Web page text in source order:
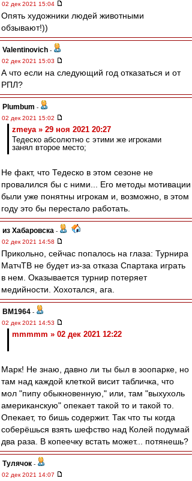
02 дек 2021 15:04
Опять художники людей животными
обзывают!))
Valentinovich -
02 дек 2021 15:03
А что если на следующий год отказаться и от
РПЛ?
Plumbum -
02 дек 2021 15:02
zmeya » 29 ноя 2021 20:27
Тедеско абсолютно с этими же игроками
занял второе место;
Не факт, что Тедеско в этом сезоне не
провалился бы с ними... Его методы мотивации
были уже понятны игрокам и, возможно, в этом
году это бы перестало работать.
из Хабаровска -
02 дек 2021 14:58
Прикольно, сейчас попалось на глаза: Турнира
МатчТВ не будет из-за отказа Спартака играть
в нем. Оказывается турнир потеряет
медийности. Хохотался, ага.
BM1964 -
02 дек 2021 14:53
mmmmm » 02 дек 2021 12:22
Марк! Не знаю, давно ли ты был в зоопарке, но
там над каждой клеткой висит табличка, что
мол "пипу обыкновенную," или, там "выхухоль
американскую" опекает такой то и такой то.
Опекает, то бишь содержит. Так что ты когда
соберёшься взять шефство над Колей подумай
два раза. В копеечку встать может... потянешь?
Тулячок -
02 дек 2021 14:07